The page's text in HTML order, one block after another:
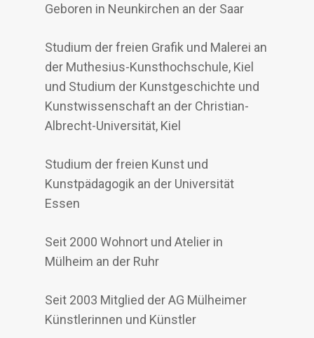
Geboren in Neunkirchen an der Saar
Studium der freien Grafik und Malerei an
der Muthesius-Kunsthochschule, Kiel
und Studium der Kunstgeschichte und
Kunstwissenschaft an der Christian-
Albrecht-Universität, Kiel
Studium der freien Kunst und
Kunstpädagogik an der Universität
Essen
Seit 2000 Wohnort und Atelier in
Mülheim an der Ruhr
Seit 2003 Mitglied der AG Mülheimer
Künstlerinnen und Künstler